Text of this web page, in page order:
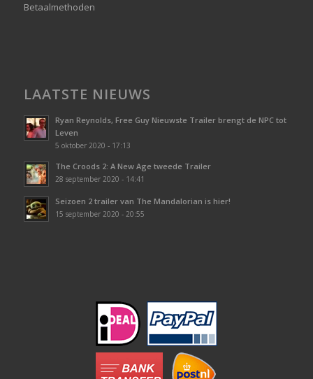
Betaalmethoden
LAATSTE NIEUWS
Ryan Reynolds, Free Guy Nieuwste Trailer brengt de NPC tot
Leven
5 oktober 2020 - 17:13
The Croods 2: A New Age tweede Trailer
28 september 2020 - 14:41
Seizoen 2 trailer van The Mandalorian is hier!
15 september 2020 - 20:55